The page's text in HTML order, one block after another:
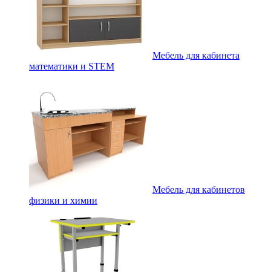
Мебель для кабинета
математики и STEM
Мебель для кабинетов
физики и химии